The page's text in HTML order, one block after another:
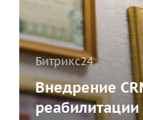
Битрикс24
Внедрение
реабилитации